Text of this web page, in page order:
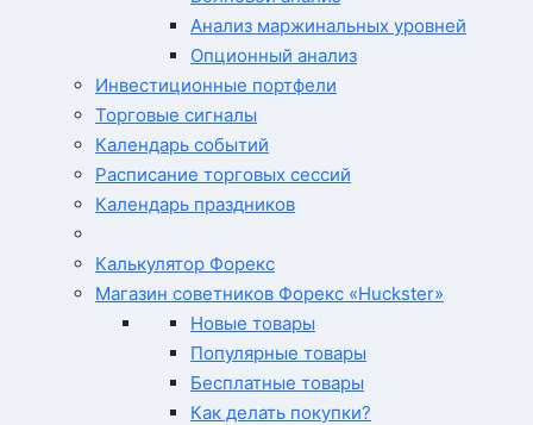
Анализ маржинальных уровней
Опционный анализ
Инвестиционные портфели
Торговые сигналы
Календарь событий
Расписание торговых сессий
Календарь праздников
Калькулятор Форекс
Магазин советников Форекс «Huckster»
Новые товары
Популярные товары
Бесплатные товары
Как делать покупки?